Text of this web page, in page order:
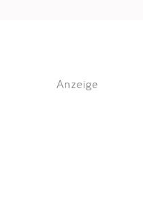
Anzeige